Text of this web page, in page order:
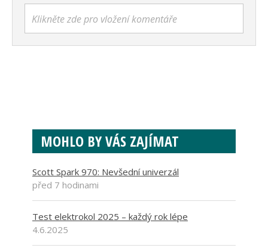
Klikněte zde pro vložení komentáře
MOHLO BY VÁS ZAJÍMAT
Scott Spark 970: Nevšední univerzál
před 7 hodinami
Test elektrokol 2025 – každý rok lépe
4.6.2025